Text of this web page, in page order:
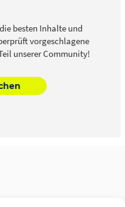
besten Inhalte und
vorgeschlagene
unserer Community!